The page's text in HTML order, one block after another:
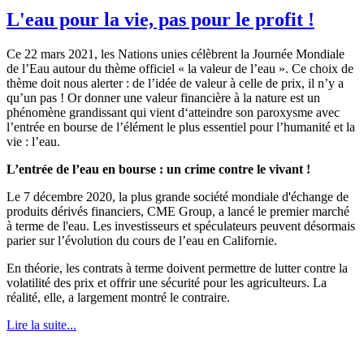
L'eau pour la vie, pas pour le profit !
Ce 22 mars 2021, les Nations unies célèbrent la Journée Mondiale
de l’Eau autour du thème officiel « la valeur de l’eau ». Ce choix de
thème doit nous alerter : de l’idée de valeur à celle de prix, il n’y a
qu’un pas ! Or donner une valeur financière à la nature est un
phénomène grandissant qui vient d‘atteindre son paroxysme avec
l’entrée en bourse de l’élément le plus essentiel pour l’humanité et la
vie : l’eau.
L’entrée de l’eau en bourse : un crime contre le vivant !
Le 7 décembre 2020, la plus grande société mondiale d'échange de
produits dérivés financiers, CME Group, a lancé le premier marché
à terme de l'eau. Les investisseurs et spéculateurs peuvent désormais
parier sur l’évolution du cours de l’eau en Californie.
En théorie, les contrats à terme doivent permettre de lutter contre la
volatilité des prix et offrir une sécurité pour les agriculteurs. La
réalité, elle, a largement montré le contraire.
Lire la suite...